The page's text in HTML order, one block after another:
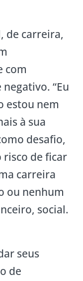
de carreira,
com
“Eu
estou nem
à sua
desafio,
risco de ficar
carreira
ou nenhum
social.
seus
de